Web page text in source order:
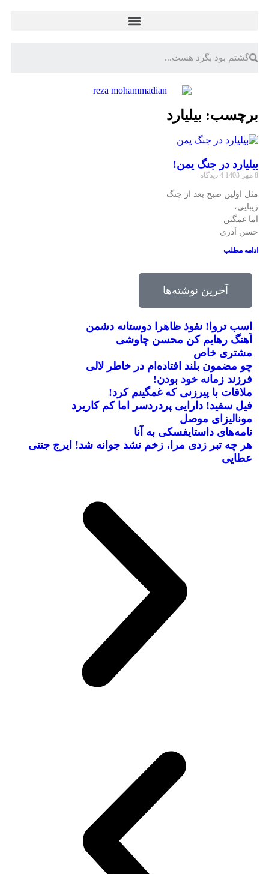
برچسب: بیلیارد
بیلیارد در جنگ یمن!
8 مهر 1403 4 دیدگاه
مثل اولین صبح بعد از جنگ
زیبایی،
اما غمگین
حسن آذری
ادامه مطلب
آخرین نوشته‌ها
اسب تروا! نفوذ ظاهرا دوستانه دشمن
آهنگ رهایم کن محسن چاوشی
مشتری خاص
چو مضمون بلند افتاده‌ام در خاطر لالی
فرزند زمانه خود بودن!
ملاقات با پیرزنی که غمگینم کرد!
فیل سفید! دارایی پردردسر اما کم کاربرد
مونالیزای موصل
نامه‌های داستایفسکی به آنا
هر چه تبر زدی مرا، زخم نشد جوانه شد! ایرج جنتی
عطایی
جرج بست
بریل امبولو
جانلوکا ویالی
صلاح یا شورله
کینگزلی کومان